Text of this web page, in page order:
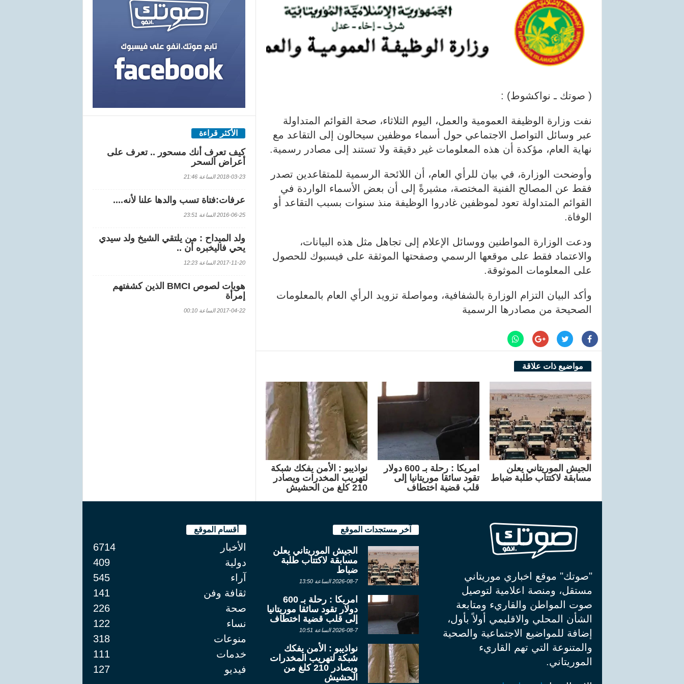
( صوتك ـ نواكشوط) :
نفت وزارة الوظيفة العمومية والعمل، اليوم الثلاثاء، صحة القوائم المتداولة
عبر وسائل التواصل الاجتماعي حول أسماء موظفين سيحالون إلى التقاعد مع
نهاية العام، مؤكدة أن هذه المعلومات غير دقيقة ولا تستند إلى مصادر رسمية.
وأوضحت الوزارة، في بيان للرأي العام، أن اللائحة الرسمية للمتقاعدين تصدر
فقط عن المصالح الفنية المختصة، مشيرةً إلى أن بعض الأسماء الواردة في
القوائم المتداولة تعود لموظفين غادروا الوظيفة منذ سنوات بسبب التقاعد أو
الوفاة.
ودعت الوزارة المواطنين ووسائل الإعلام إلى تجاهل مثل هذه البيانات،
والاعتماد فقط على موقعها الرسمي وصفحتها الموثقة على فيسبوك للحصول
على المعلومات الموثوقة.
وأكد البيان التزام الوزارة بالشفافية، ومواصلة تزويد الرأي العام بالمعلومات
الصحيحة من مصادرها الرسمية
مواضيع ذات علاقة
الجيش الموريتاني يعلن
مسابقة لاكتتاب طلبة ضباط
امريكا : رحلة بـ 600 دولار
تقود سائقا موريتانيا إلى
قلب قضية اختطاف
نواذيبو : الأمن يفكك شبكة
لتهريب المخدرات ويصادر
210 كلغ من الحشيش
الأكثر قراءة
كيف تعرف أنك مسحور .. تعرف على
أعراض السحر
2018-03-23 الساعة 21:46
عرفات:فتاة تسب والدها علنا لأنه....
2016-06-25 الساعة 23:51
ولد الميداح : من يلتقي الشيخ ولد سيدي
يحي فاليخبره أن ..
2017-11-20 الساعة 12:23
هويات لصوص BMCI الذين كشفتهم
إمرأة
2017-04-22 الساعة 00:10
"صوتك" موقع اخباري موريتاني
مستقل، ومنصة اعلامية لتوصيل
صوت المواطن والقاريء ومتابعة
الشأن المحلي والاقليمي أولاً بأول،
إضافة للمواضيع الاجتماعية والصحية
والمتنوعة التي تهم القاريء
الموريتاني.
آخر مستجدات الموقع
الجيش الموريتاني يعلن
مسابقة لاكتتاب طلبة
ضباط
2026-08-7 الساعة 13:50
امريكا : رحلة بـ 600
دولار تقود سائقا موريتانيا
إلى قلب قضية اختطاف
2026-08-7 الساعة 10:51
نواذيبو : الأمن يفكك
شبكة لتهريب المخدرات
ويصادر 210 كلغ من
الحشيش
أقسام الموقع
الأخبار
6714
دولية
409
آراء
545
ثقافة وفن
141
صحة
226
نساء
122
منوعات
318
خدمات
111
فيديو
127